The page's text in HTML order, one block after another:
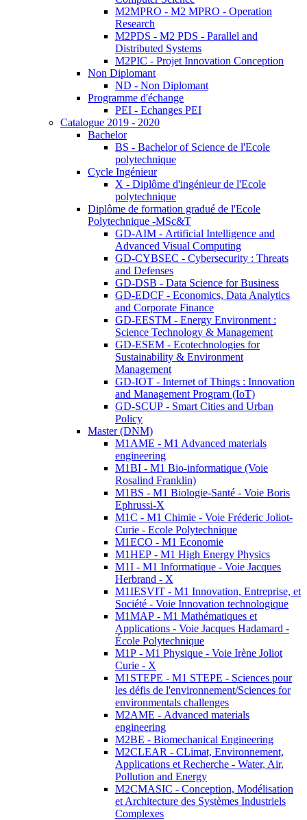
M2MPRO - M2 MPRO - Operation
Research
M2PDS - M2 PDS - Parallel and
Distributed Systems
M2PIC - Projet Innovation Conception
Non Diplomant
ND - Non Diplomant
Programme d'échange
PEI - Echanges PEI
Catalogue 2019 - 2020
Bachelor
BS - Bachelor of Science de l'Ecole
polytechnique
Cycle Ingénieur
X - Diplôme d'ingénieur de l'Ecole
polytechnique
Diplôme de formation gradué de l'Ecole
Polytechnique -MSc&T
GD-AIM - Artificial Intelligence and
Advanced Visual Computing
GD-CYBSEC - Cybersecurity : Threats
and Defenses
GD-DSB - Data Science for Business
GD-EDCF - Economics, Data Analytics
and Corporate Finance
GD-EESTM - Energy Environment :
Science Technology & Management
GD-ESEM - Ecotechnologies for
Sustainability & Environment
Management
GD-IOT - Internet of Things : Innovation
and Management Program (IoT)
GD-SCUP - Smart Cities and Urban
Policy
Master (DNM)
M1AME - M1 Advanced materials
engineering
M1BI - M1 Bio-informatique (Voie
Rosalind Franklin)
M1BS - M1 Biologie-Santé - Voie Boris
Ephrussi-X
M1C - M1 Chimie - Voie Fréderic Joliot-
Curie - Ecole Polytechnique
M1ECO - M1 Economie
M1HEP - M1 High Energy Physics
M1I - M1 Informatique - Voie Jacques
Herbrand - X
M1IESVIT - M1 Innovation, Entreprise, et
Société - Voie Innovation technologique
M1MAP - M1 Mathématiques et
Applications - Voie Jacques Hadamard -
École Polytechnique
M1P - M1 Physique - Voie Irène Joliot
Curie - X
M1STEPE - M1 STEPE - Sciences pour
les défis de l'environnement/Sciences for
environmentals challenges
M2AME - Advanced materials
engineering
M2BE - Biomechanical Engineering
M2CLEAR - CLimat, Environnement,
Applications et Recherche - Water, Air,
Pollution and Energy
M2CMASIC - Conception, Modélisation
et Architecture des Systèmes Industriels
Complexes